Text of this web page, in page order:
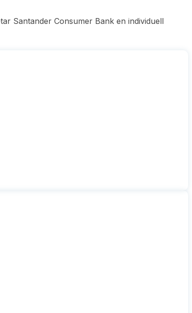
Santander Consumer Bank en individuell